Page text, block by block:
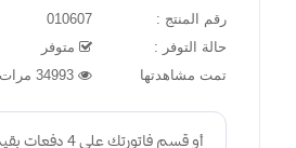
جهري
والعرفان في
رقم المنتج :
حالة التوفر :
متوفر
تمت مشاهدتها